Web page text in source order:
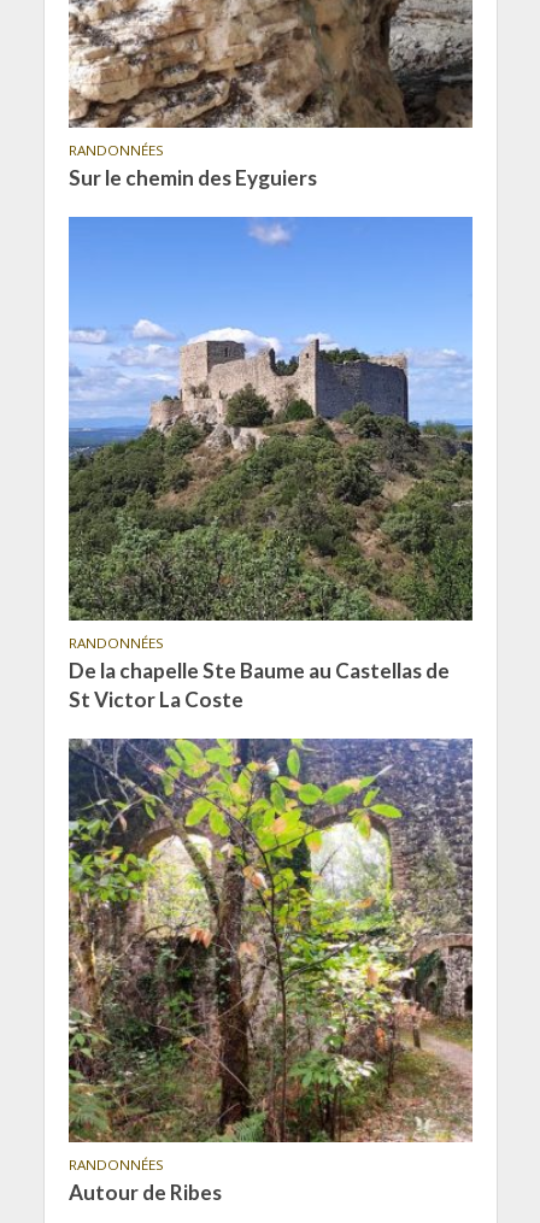
RANDONNÉES
Sur le chemin des Eyguiers
RANDONNÉES
De la chapelle Ste Baume au Castellas de
St Victor La Coste
RANDONNÉES
Autour de Ribes